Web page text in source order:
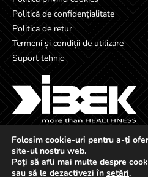
Politică de confidențialitate
Politica de retur
Termeni și condiții de utilizare
Suport tehnic
Folosim cookie-uri pentru a-ți
site-ul nostru web.
Poți să afli mai multe despre
sau să le dezactivezi în setări.